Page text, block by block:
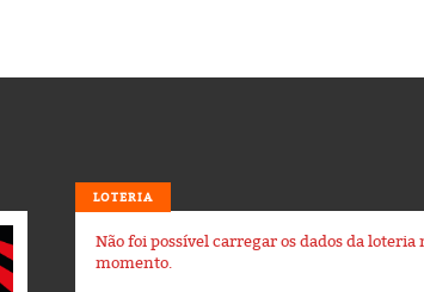
LOTERIA
Não foi possível carregar os dados da loteria
momento.